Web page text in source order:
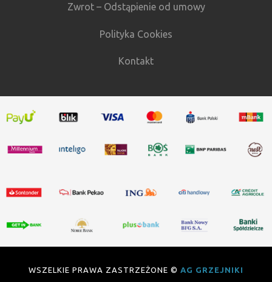
Zwrot – Odstąpienie od umowy
Polityka Cookies
Kontakt
WSZELKIE PRAWA ZASTRZEŻONE © AG GRZEJNIKI